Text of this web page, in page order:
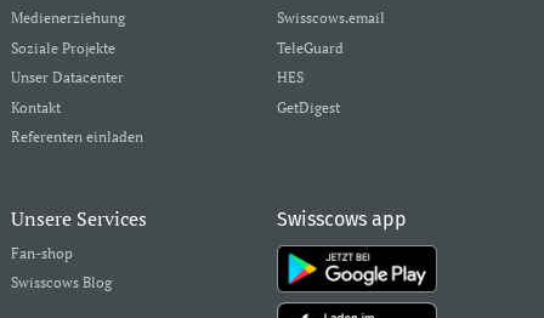
Medienerziehung
Soziale Projekte
Unser Datacenter
Kontakt
Referenten einladen
Swisscows.email
TeleGuard
HES
GetDigest
Unsere Services
Fan-shop
Swisscows Blog
Swisscows app